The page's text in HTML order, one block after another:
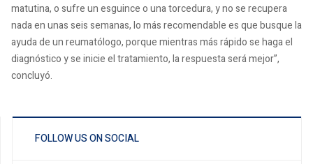
matutina, o sufre un esguince o una torcedura, y no se recupera
nada en unas seis semanas, lo más recomendable es que busque la
ayuda de un reumatólogo, porque mientras más rápido se haga el
diagnóstico y se inicie el tratamiento, la respuesta será mejor”,
concluyó.
FOLLOW US ON SOCIAL